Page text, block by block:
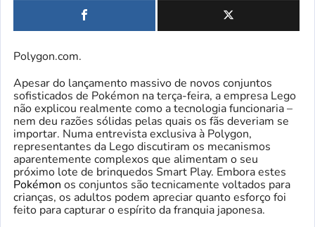
Polygon.com.
Apesar do lançamento massivo de novos conjuntos
sofisticados de Pokémon na terça-feira, a empresa Lego
não explicou realmente como a tecnologia funcionaria –
nem deu razões sólidas pelas quais os fãs deveriam se
importar. Numa entrevista exclusiva à Polygon,
representantes da Lego discutiram os mecanismos
aparentemente complexos que alimentam o seu
próximo lote de brinquedos Smart Play. Embora estes
Pokémon os conjuntos são tecnicamente voltados para
crianças, os adultos podem apreciar quanto esforço foi
feito para capturar o espírito da franquia japonesa.